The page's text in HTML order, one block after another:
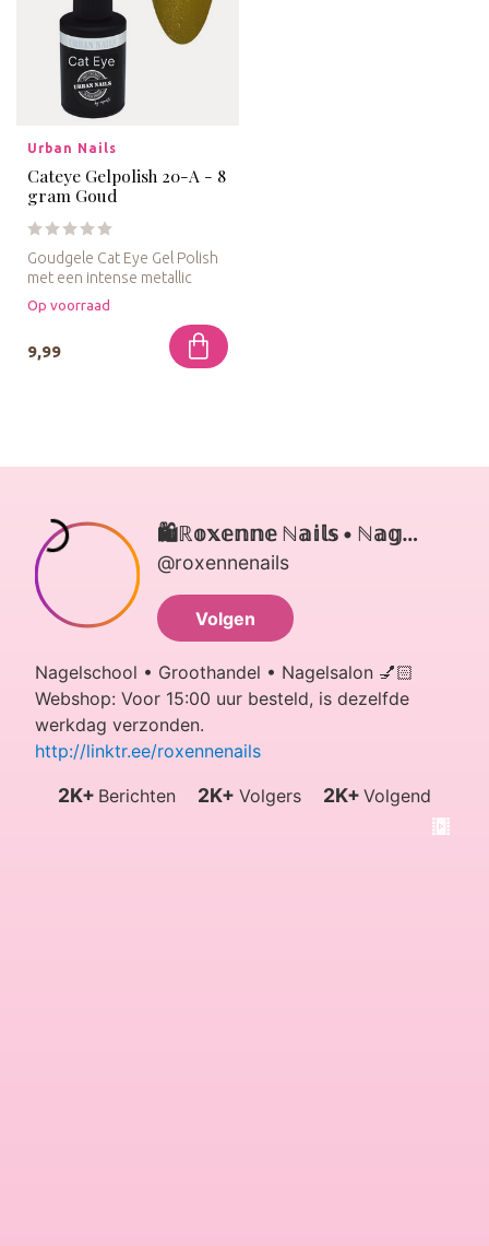
Urban Nails
Cateye Gelpolish 20-A - 8
gram Goud
Goudgele Cat Eye Gel Polish
met een intense metallic
glans en magnetisch effect ...
Op voorraad
9,99